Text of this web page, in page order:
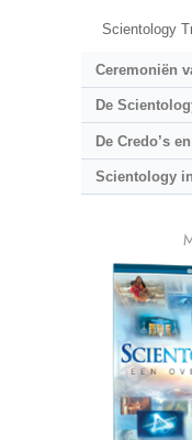
Scientology
Ceremoniën
De
De Credo’s
Scientology